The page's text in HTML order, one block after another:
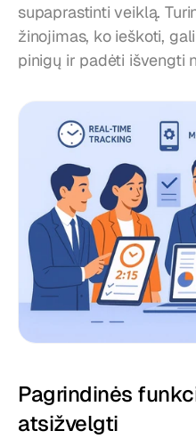
supaprastinti veiklą.
žinojimas, ko ieškoti,
pinigų ir padėti išvengti
Pagrindinės
atsižvelgti